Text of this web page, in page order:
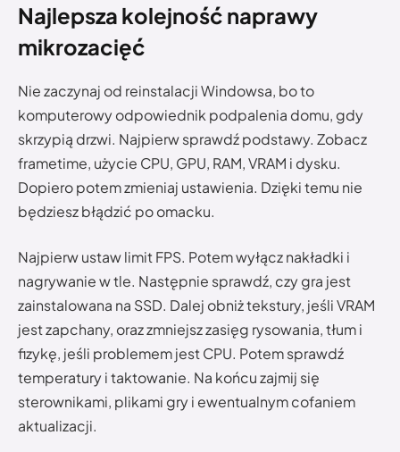
Najlepsza kolejność naprawy
mikrozacięć
Nie zaczynaj od reinstalacji Windowsa, bo to
komputerowy odpowiednik podpalenia domu, gdy
skrzypią drzwi. Najpierw sprawdź podstawy. Zobacz
frametime, użycie CPU, GPU, RAM, VRAM i dysku.
Dopiero potem zmieniaj ustawienia. Dzięki temu nie
będziesz błądzić po omacku.
Najpierw ustaw limit FPS. Potem wyłącz nakładki i
nagrywanie w tle. Następnie sprawdź, czy gra jest
zainstalowana na SSD. Dalej obniż tekstury, jeśli VRAM
jest zapchany, oraz zmniejsz zasięg rysowania, tłum i
fizykę, jeśli problemem jest CPU. Potem sprawdź
temperatury i taktowanie. Na końcu zajmij się
sterownikami, plikami gry i ewentualnym cofaniem
aktualizacji.